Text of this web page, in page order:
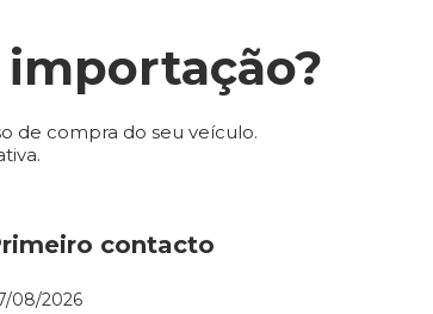
de compra do seu veículo.
contacto
08/2026